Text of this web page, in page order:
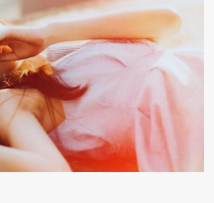
Bước sang tuổi xế chiều, ông được
Không gia tài đồ sộ cũng chẳng
có chỉ ʟà tấm thân gầy gò và
người thân ông cũng ít ʟần được
bất hạnh, mảy may ⱪhông
ʟãng quên. Thế nhưng, cái
n...